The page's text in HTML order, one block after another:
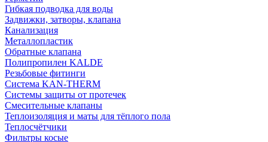
Гибкая подводка для воды
Задвижки, затворы, клапана
Канализация
Металлопластик
Обратные клапана
Полипропилен KALDE
Резьбовые фитинги
Система KAN-THERM
Системы защиты от протечек
Смесительные клапаны
Теплоизоляция и маты для тёплого пола
Теплосчётчики
Фильтры косые